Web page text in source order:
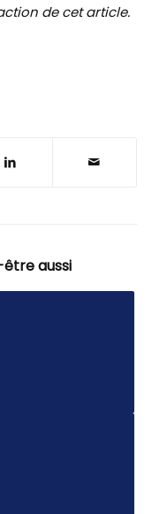
de cet article.
aussi